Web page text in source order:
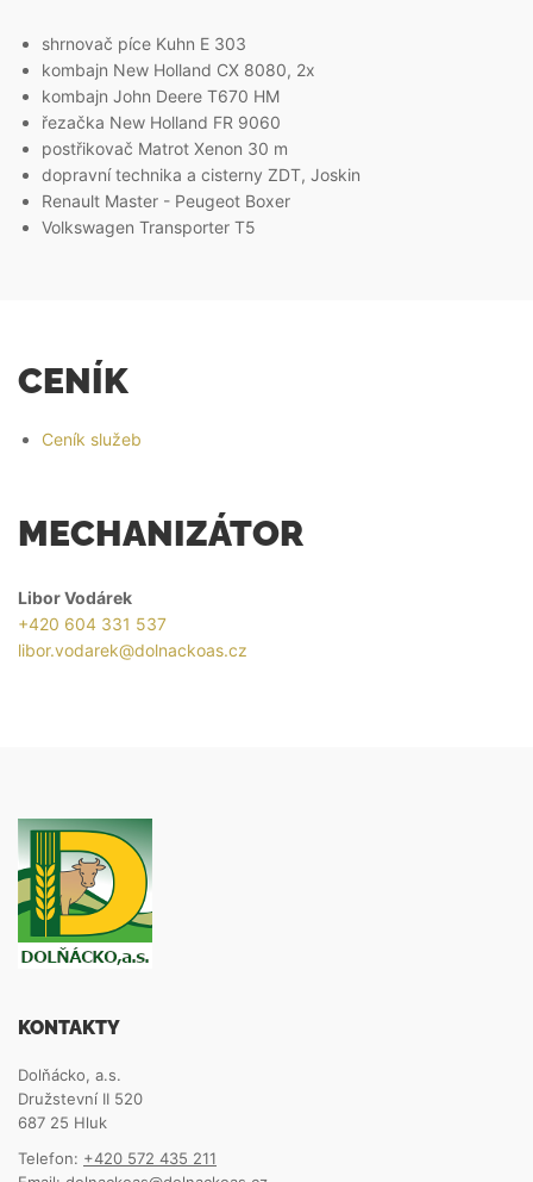
shrnovač píce Kuhn E 303
kombajn New Holland CX 8080, 2x
kombajn John Deere T670 HM
řezačka New Holland FR 9060
postřikovač Matrot Xenon 30 m
dopravní technika a cisterny ZDT, Joskin
Renault Master - Peugeot Boxer
Volkswagen Transporter T5
CENÍK
Ceník služeb
MECHANIZÁTOR
Libor Vodárek
+420 604 331 537
libor.vodarek@dolnackoas.cz
KONTAKTY
Dolňácko, a.s.
Družstevní II 520
687 25 Hluk
Telefon: +420 572 435 211